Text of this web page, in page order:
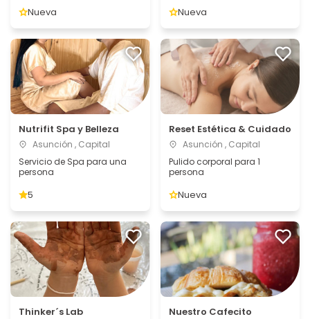
Nueva Nueva
Nutrifit Spa y Belleza
Asunción , Capital
Servicio de Spa para una
persona
5
Reset Estética & Cuidado
Asunción , Capital
Pulido corporal para 1
persona
Nueva
Thinker´s Lab Nuestro Cafecito